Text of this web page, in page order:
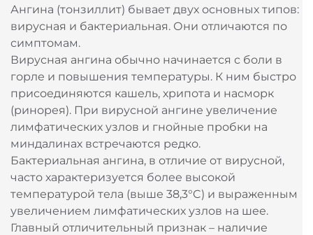
Ангина (тонзиллит) бывает двух основных типов:
вирусная и бактериальная. Они отличаются по
симптомам.
Вирусная ангина обычно начинается с боли в
горле и повышения температуры. К ним быстро
присоединяются кашель, хрипота и насморк
(ринорея). При вирусной ангине увеличение
лимфатических узлов и гнойные пробки на
миндалинах встречаются редко.
Бактериальная ангина, в отличие от вирусной,
часто характеризуется более высокой
температурой тела (выше 38,3°C) и выраженным
увеличением лимфатических узлов на шее.
Главный отличительный признак – наличие